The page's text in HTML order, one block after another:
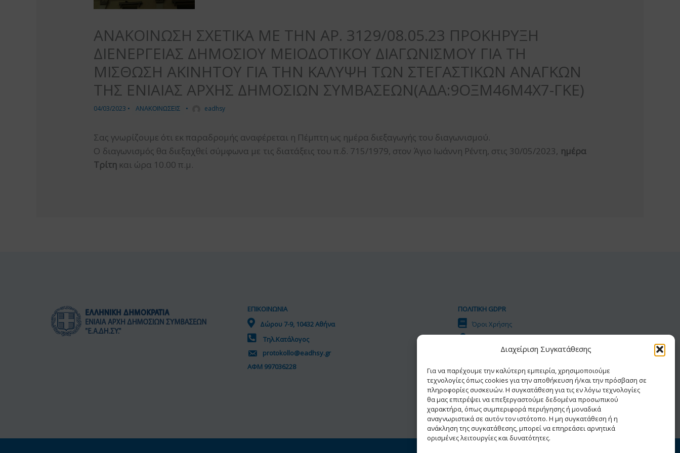
Διαχείριση Συγκατάθεσης
Για να παρέχουμε την καλύτερη εμπειρία, χρησιμοποιούμε
τεχνολογίες όπως cookies για την αποθήκευση ή/και την πρόσβαση σε
πληροφορίες συσκευών. Η συγκατάθεση για τις εν λόγω τεχνολογίες
θα μας επιτρέψει να επεξεργαστούμε δεδομένα προσωπικού
χαρακτήρα, όπως συμπεριφορά περιήγησης ή μοναδικά
αναγνωριστικά σε αυτόν τον ιστότοπο. Η μη συγκατάθεση ή η
ανάκληση της συγκατάθεσης, μπορεί να επηρεάσει αρνητικά
ορισμένες λειτουργίες και δυνατότητες.
ΑΝΑΚΟΙΝΩΣΗ ΣΧΕΤΙΚΑ ΜΕ ΤΗΝ ΑΡ. 3129/08.05.23 ΠΡΟΚΗΡΥΞΗ
ΔΙΕΝΕΡΓΕΙΑΣ ΔΗΜΟΣΙΟΥ ΜΕΙΟΔΟΤΙΚΟΥ ΔΙΑΓΩΝΙΣΜΟΥ ΓΙΑ ΤΗ
ΜΙΣΘΩΣΗ ΑΚΙΝΗΤΟΥ ΓΙΑ ΤΗΝ ΚΑΛΥΨΗ ΤΩΝ ΣΤΕΓΑΣΤΙΚΩΝ ΑΝΑΓΚΩΝ
ΤΗΣ ΕΝΙΑΙΑΣ ΑΡΧΗΣ ΔΗΜΟΣΙΩΝ ΣΥΜΒΑΣΕΩΝ(ΑΔΑ:9ΟΞΜ46Μ4Χ7-ΓΚΕ)
04/03/2023 • ΑΝΑΚΟΙΝΩΣΕΙΣ • eadhsy
Σας γνωρίζουμε ότι εκ παραδρομής αναφέρεται η Πέμπτη ως ημέρα διεξαγωγής του διαγωνισμού.
Ο διαγωνισμός θα διεξαχθεί σύμφωνα με τις διατάξεις του π.δ. 715/1979, στον Άγιο Ιωάννη Ρέντη, στις 30/05/2023, ημέρα
Τρίτη και ώρα 10.00 π.μ.
ΕΠΙΚΟΙΝΩΝΙΑ
Δώρου 7-9, 10432 Αθήνα
Τηλ.Κατάλογος
protokollo@eadhsy.gr
ΑΦΜ 997036228
ΠΟΛΙΤΙΚΗ GDPR
Όροι Χρήσης
Πολιτική Cookies
Δήλωση Προσβασιμότητας